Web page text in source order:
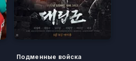
Подменные войска